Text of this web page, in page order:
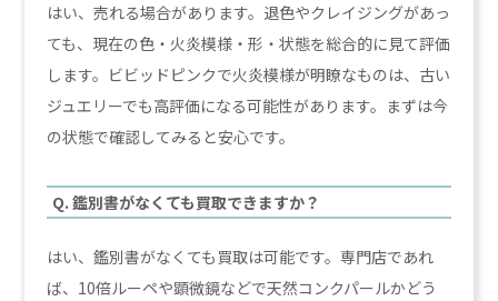
はい、売れる場合があります。退色やクレイジングがあっ
ても、現在の色・火炎模様・形・状態を総合的に見て評価
します。ビビッドピンクで火炎模様が明瞭なものは、古い
ジュエリーでも高評価になる可能性があります。まずは今
の状態で確認してみると安心です。
Q. 鑑別書がなくても買取できますか？
はい、鑑別書がなくても買取は可能です。専門店であれ
ば、10倍ルーペや顕微鏡などで天然コンクパールかどう